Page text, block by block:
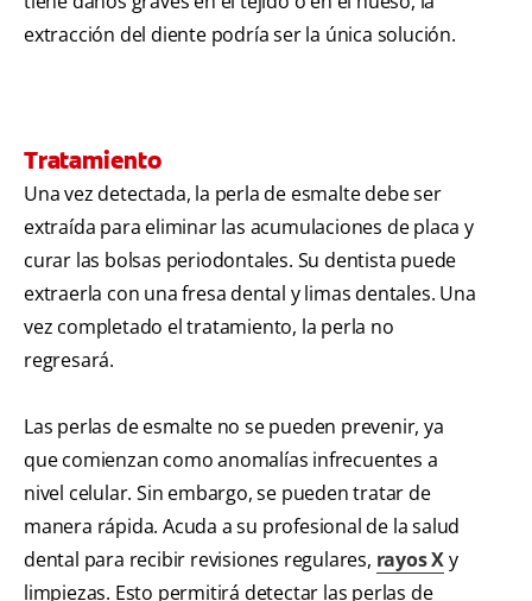
extracción del diente podría ser la única solución.
Tratamiento
Una vez detectada, la perla de esmalte debe ser
extraída para eliminar las acumulaciones de placa y
curar las bolsas periodontales. Su dentista puede
extraerla con una fresa dental y limas dentales. Una
vez completado el tratamiento, la perla no
regresará.
Las perlas de esmalte no se pueden prevenir, ya
que comienzan como anomalías infrecuentes a
nivel celular. Sin embargo, se pueden tratar de
manera rápida. Acuda a su profesional de la salud
dental para recibir revisiones regulares, rayos Xy
limpiezas. Esto permitirá detectar las perlas de